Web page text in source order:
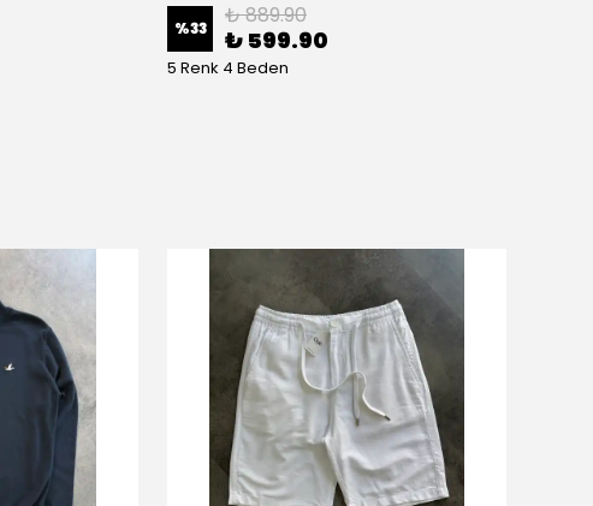
%33 ₺ 889.90
₺ 599.90
5 Renk 4 Beden